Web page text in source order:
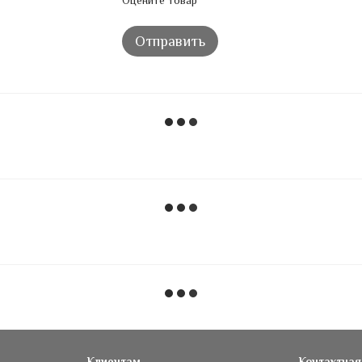
Отправить